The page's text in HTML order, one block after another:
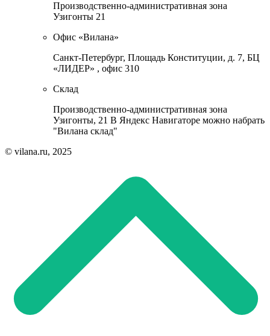
Производственно-административная зона
Узигонты 21
Офис «Вилана»
Санкт-Петербург, Площадь Конституции, д. 7, БЦ
«ЛИДЕР» , офис 310
Склад
Производственно-административная зона
Узигонты, 21 В Яндекс Навигаторе можно набрать
"Вилана склад"
© vilana.ru, 2025